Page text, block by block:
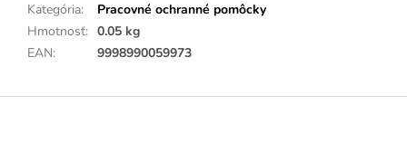
Kategória:
Pracovné ochranné pomôcky
Hmotnosť: 0.05 kg
EAN: 9998990059973
Z